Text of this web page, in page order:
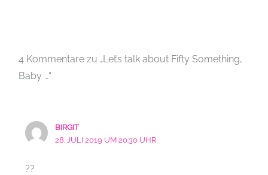
4 Kommentare zu „Let’s talk about Fifty Something,
Baby …“
BIRGIT
28. JULI 2019 UM 20:30 UHR
??